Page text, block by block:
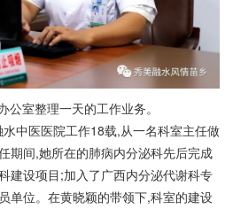
公室整理一天的工作业务。
中医医院工作18载,从一名科室主任做
期间,她所在的肺病内分泌科先后完成
建设项目;加入了广西内分泌代谢科专
单位。在黄晓颖的带领下,科室的建设